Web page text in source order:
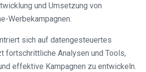
und Umsetzung von
Werbekampagnen.
sich auf datengesteuertes
fortschrittliche Analysen und Tools,
effektive Kampagnen zu entwickeln.